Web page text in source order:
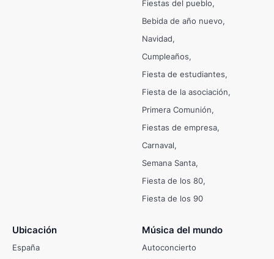
Fiestas del pueblo
Bebida de año nuevo
Navidad
Cumpleaños
Fiesta de estudiantes
Fiesta de la asociación
Primera Comunión
Fiestas de empresa
Carnaval
Semana Santa
Fiesta de los 80
Fiesta de los 90
Ubicación
España
Música del mundo
Autoconcierto